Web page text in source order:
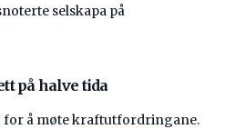
selskapa på
på halve tida
å møte kraftutfordringane.